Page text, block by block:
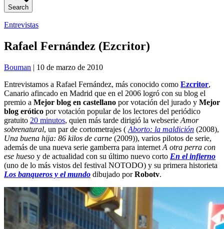
Search
Entrevistas
Rafael Fernández (Ezcritor)
Bouman | 10 de marzo de 2010
Entrevistamos a Rafael Fernández, más conocido como Ezcritor,
Canario afincado en Madrid que en el 2006 logró con su blog el
premio a Mejor blog en castellano por votación del jurado y Mejor
blog erótico por votación popular de los lectores del periódico
gratuito 20 minutos, quien más tarde dirigió la webserie Amor
sobrenatural, un par de cortometrajes ( Aborto: la maldición (2008),
Una buena hija: 86 kilos de carne (2009)), varios pilotos de serie,
además de una nueva serie gamberra para internet A otra perra con
ese hueso y de actualidad con su último nuevo corto En el infierno
(uno de lo más vistos del festival NOTODO) y su primera historieta
Los banqueros y el mundo dibujado porRobotv.